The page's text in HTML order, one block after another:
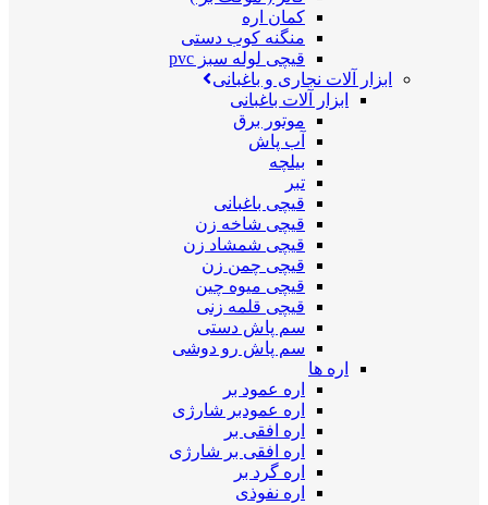
کمان اره
منگنه کوب دستی
قیچی لوله سبز pvc
ابزار آلات نجاری و باغبانی
ابزار آلات باغبانی
موتور برق
آب پاش
بیلچه
تبر
قیچی باغبانی
قیچی شاخه زن
قیچی شمشاد زن
قیچی چمن زن
قیچی میوه چین
قیچی قلمه زنی
سم پاش دستی
سم پاش رو دوشی
اره ها
اره عمود بر
اره عمودبر شارژی
اره افقی بر
اره افقی بر شارژی
اره گرد بر
اره نفوذی